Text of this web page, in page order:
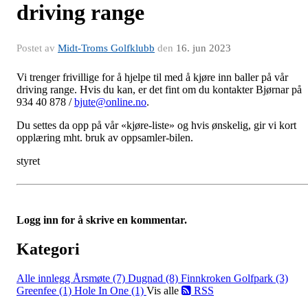
driving range
Postet av Midt-Troms Golfklubb den 16. jun 2023
Vi trenger frivillige for å hjelpe til med å kjøre inn baller på vår
driving range. Hvis du kan, er det fint om du kontakter Bjørnar på
934 40 878 /bjute@online.no.
Du settes da opp på vår «kjøre-liste» og hvis ønskelig, gir vi kort
opplæring mht. bruk av oppsamler-bilen.
styret
Logg inn for å skrive en kommentar.
Kategori
Alle innlegg Årsmøte (7) Dugnad (8) Finnkroken Golfpark (3)
Greenfee (1) Hole In One (1) Vis alle RSS